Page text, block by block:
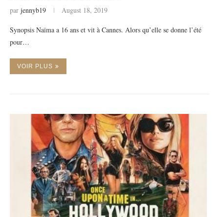
par jennyb19 August 18, 2019
Synopsis Naïma a 16 ans et vit à Cannes. Alors qu’elle se donne l’été
pour…
VOIR PLUS